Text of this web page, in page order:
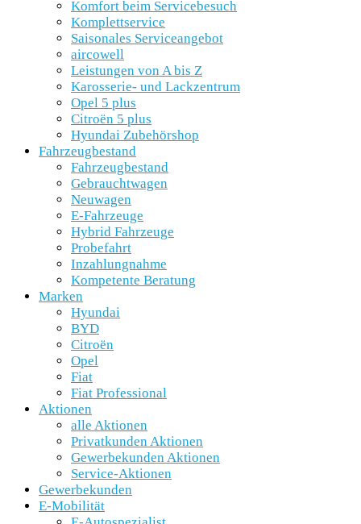
Komfort beim Servicebesuch
Komplettservice
Saisonales Serviceangebot
aircowell
Leistungen von A bis Z
Karosserie- und Lackzentrum
Opel 5 plus
Citroën 5 plus
Hyundai Zubehörshop
Fahrzeugbestand
Fahrzeugbestand
Gebrauchtwagen
Neuwagen
E-Fahrzeuge
Hybrid Fahrzeuge
Probefahrt
Inzahlungnahme
Kompetente Beratung
Marken
Hyundai
BYD
Citroën
Opel
Fiat
Fiat Professional
Aktionen
alle Aktionen
Privatkunden Aktionen
Gewerbekunden Aktionen
Service-Aktionen
Gewerbekunden
E-Mobilität